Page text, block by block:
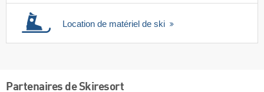
Location de matériel de ski
Partenaires de Skiresort